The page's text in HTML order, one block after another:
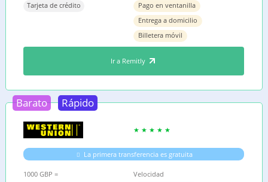
Tarjeta de crédito
Pago en ventanilla
Entrega a domicilio
Billetera móvil
Ir a Remitly
Barato Rápido
La primera transferencia es gratuita
1000 GBP =
Velocidad